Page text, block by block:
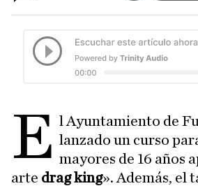
E l Ayuntamiento de
lanzado un curso
mayores de 16 años
arte drag king». Además, el